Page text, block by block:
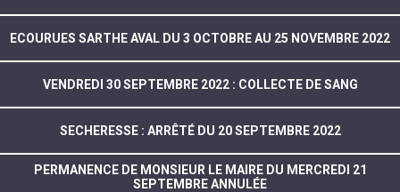
ECOURUES SARTHE AVAL DU 3 OCTOBRE AU 25 NOVEMBRE 2022
VENDREDI 30 SEPTEMBRE 2022 : COLLECTE DE SANG
SECHERESSE : ARRÊTÉ DU 20 SEPTEMBRE 2022
PERMANENCE DE MONSIEUR LE MAIRE DU MERCREDI 21
SEPTEMBRE ANNULÉE